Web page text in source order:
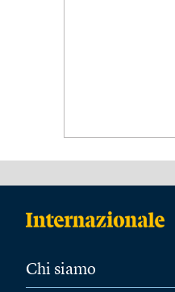
Chi siamo